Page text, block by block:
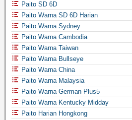
Paito SD 6D
Paito Warna SD 6D Harian
Paito Warna Sydney
Paito Warna Cambodia
Paito Warna Taiwan
Paito Warna Bullseye
Paito Warna China
Paito Warna Malaysia
Paito Warna German Plus5
Paito Warna Kentucky Midday
Paito Harian Hongkong